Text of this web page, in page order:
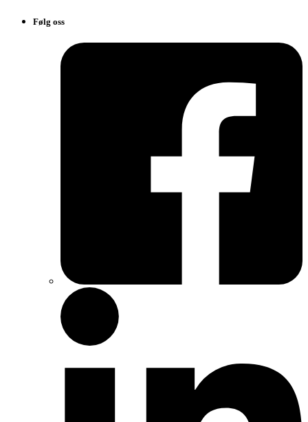
Følg oss